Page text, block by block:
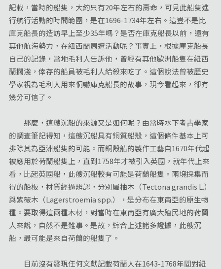
記載，當時的船隻，大約只有20年左右的壽命，可見此船隻進
行航行活動的時間範圍，是在1696-1734年左右。這豈不是比
庫克船長的造訪早上至少35年嗎？是否在庫克船長以前，還有
其他航海勢力，在紐西蘭周遭活動呢？事實上，根據庫克船長
自己的記錄，當地毛利人告訴他，曾經有其他歐洲船隻在紐西
蘭擱淺，倖存的船員被毛利人給殺來吃了。這個說法曾被歷史
學家視為毛利人用來恫嚇庫克船長的故事，現今看起來，卻有
幾分可信了。
那麼，這艘沉船的來源又是如何呢？由當時水下考古學家
的調查筆記得知，這艘沉船具有銅質船殼，這個條件基本上可
排除其為亞洲船隻的可能。而銅殼船的製作工藝自1670年代起
被應用於荷蘭船隻上，直到1758年才被引入英國，就年代上來
看，比起英國船，此艘沉船較有可能是荷蘭船隻。兩塊採集而
得的船板，材質經過辨認，分別屬柚木（Tectona grandis L.）
與紫薇木（Lagerstroemia spp.），是分布在東南亞的原生物
種。要取得這兩種木材，對當時在東南亞有廣大殖民地的荷蘭
人來說，自然不是難事。是故，綜合上述諸多證據，此艘沉
船，最可能是來自荷蘭的船隻了。
目前沒有發現任何文獻記載荷蘭人在1643-1768年間對紐